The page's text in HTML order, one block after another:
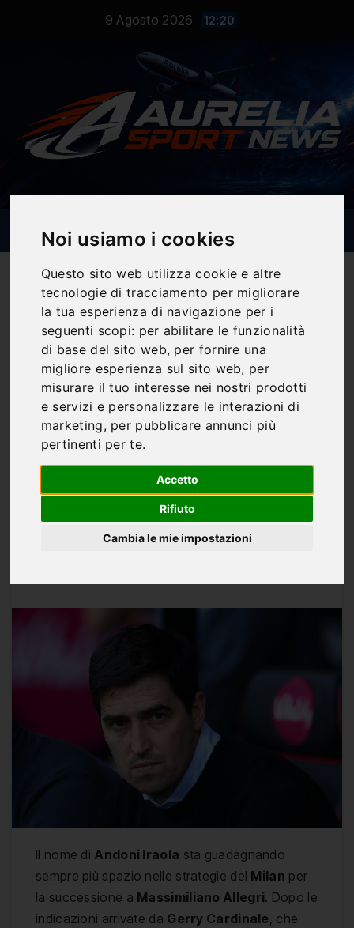
Noi usiamo i cookies
Questo sito web utilizza cookie e altre
tecnologie di tracciamento per migliorare
la tua esperienza di navigazione per i
seguenti scopi: per abilitare le funzionalità
di base del sito web, per fornire una
migliore esperienza sul sito web, per
misurare il tuo interesse nei nostri prodotti
e servizi e personalizzare le interazioni di
marketing, per pubblicare annunci più
pertinenti per te.
Accetto
Rifiuto
Cambia le mie impostazioni
9 Agosto 2026 12:20
Notizie Sportive
Profilo «alla Fabregas»:
chi è Andoni Iraola, il
possibile nuovo
allenatore del «Milan»
Il nome di Andoni Iraola sta guadagnando
sempre più spazio nelle strategie del Milan per
la successione a Massimiliano Allegri. Dopo le
indicazioni arrivate da Gerry Cardinale, che